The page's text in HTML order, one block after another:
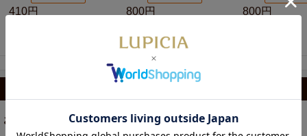
410円 800円 800円
お茶